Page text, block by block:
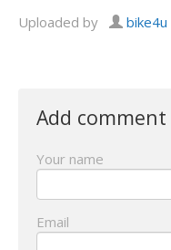
Uploaded by bike4u
Add comment
Your name
Email